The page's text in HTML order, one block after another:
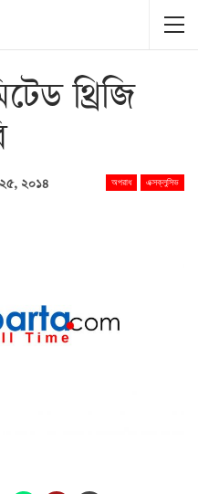
থ্রিজি
অপরাধ এক্সক্লুসিভ
২০১৪